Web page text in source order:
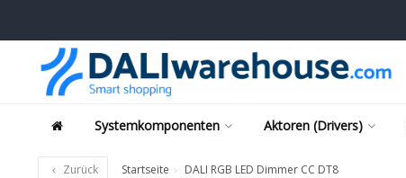
Systemkomponenten Aktoren (Drivers)
Zurück Startseite DALI RGB LED Dimmer CC DT8